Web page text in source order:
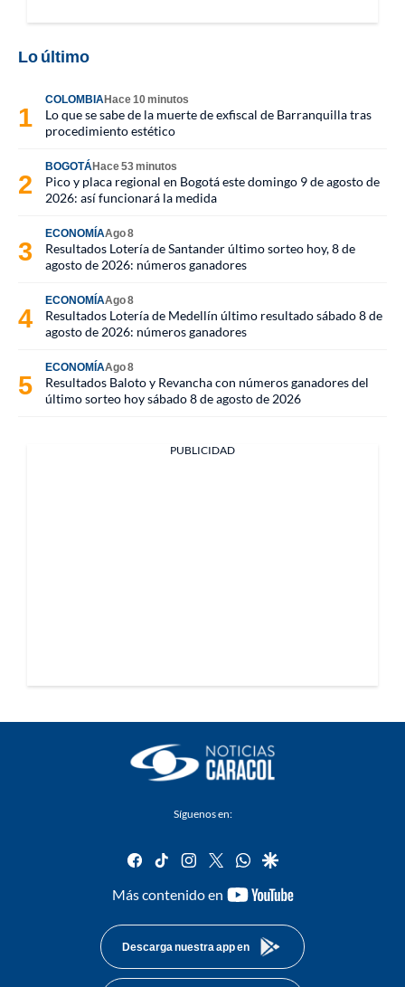
Lo último
COLOMBIAHace 10 minutos
Lo que se sabe de la muerte de exfiscal de Barranquilla tras
procedimiento estético
BOGOTÁHace 53 minutos
Pico y placa regional en Bogotá este domingo 9 de agosto de
2026: así funcionará la medida
ECONOMÍAAgo 8
Resultados Lotería de Santander último sorteo hoy, 8 de
agosto de 2026: números ganadores
ECONOMÍAAgo 8
Resultados Lotería de Medellín último resultado sábado 8 de
agosto de 2026: números ganadores
ECONOMÍAAgo 8
Resultados Baloto y Revancha con números ganadores del
último sorteo hoy sábado 8 de agosto de 2026
PUBLICIDAD
Síguenos en:
facebook
tiktok instagram
twitterwhatsapp
google
Más contenido en
youtube-
Descarga nuestra app en